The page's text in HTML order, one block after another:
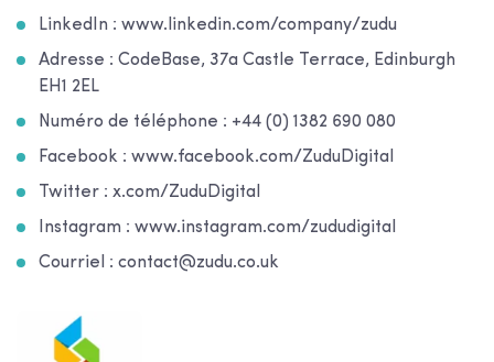
LinkedIn : www.linkedin.com/company/zudu
Adresse : CodeBase, 37a Castle Terrace, Edinburgh
EH1 2EL
Numéro de téléphone : +44 (0) 1382 690 080
Facebook : www.facebook.com/ZuduDigital
Twitter : x.com/ZuduDigital
Instagram : www.instagram.com/zududigital
Courriel : contact@zudu.co.uk